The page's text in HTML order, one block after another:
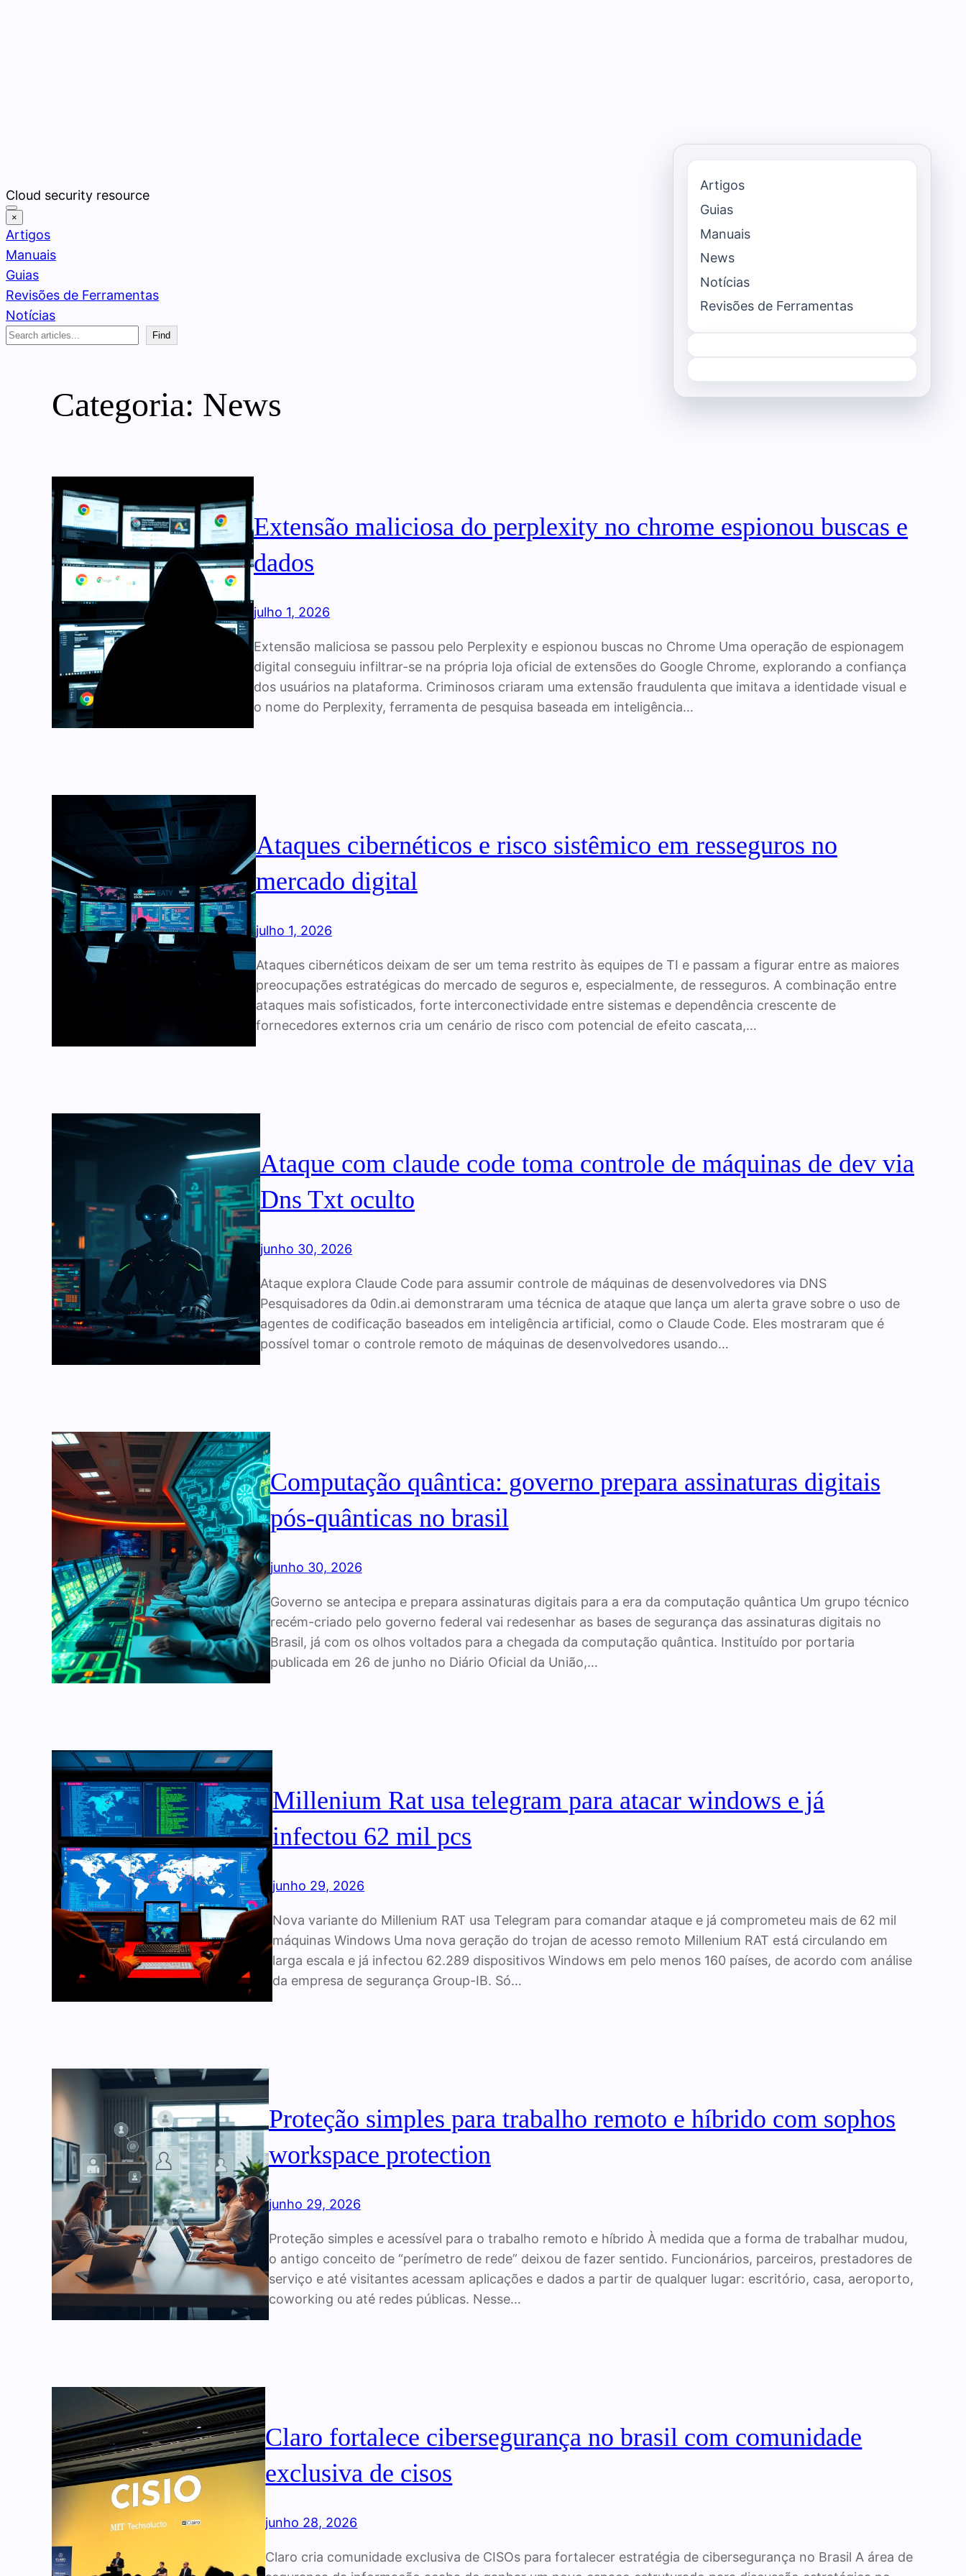
Pular
para
o
conteúdo
Cloud security resource
×
Artigos
Manuais
Guias
Revisões de Ferramentas
Notícias
Search
Find
Categoria: News
Extensão maliciosa do perplexity no chrome espionou buscas e
dados
julho 1, 2026
Extensão maliciosa se passou pelo Perplexity e espionou buscas no Chrome Uma operação de espionagem
digital conseguiu infiltrar-se na própria loja oficial de extensões do Google Chrome, explorando a confiança
dos usuários na plataforma. Criminosos criaram uma extensão fraudulenta que imitava a identidade visual e
o nome do Perplexity, ferramenta de pesquisa baseada em inteligência…
Ataques cibernéticos e risco sistêmico em resseguros no
mercado digital
julho 1, 2026
Ataques cibernéticos deixam de ser um tema restrito às equipes de TI e passam a figurar entre as maiores
preocupações estratégicas do mercado de seguros e, especialmente, de resseguros. A combinação entre
ataques mais sofisticados, forte interconectividade entre sistemas e dependência crescente de
fornecedores externos cria um cenário de risco com potencial de efeito cascata,…
Ataque com claude code toma controle de máquinas de dev via
Dns Txt oculto
junho 30, 2026
Ataque explora Claude Code para assumir controle de máquinas de desenvolvedores via DNS
Pesquisadores da 0din.ai demonstraram uma técnica de ataque que lança um alerta grave sobre o uso de
agentes de codificação baseados em inteligência artificial, como o Claude Code. Eles mostraram que é
possível tomar o controle remoto de máquinas de desenvolvedores usando…
Computação quântica: governo prepara assinaturas digitais
pós-quânticas no brasil
junho 30, 2026
Governo se antecipa e prepara assinaturas digitais para a era da computação quântica Um grupo técnico
recém-criado pelo governo federal vai redesenhar as bases de segurança das assinaturas digitais no
Brasil, já com os olhos voltados para a chegada da computação quântica. Instituído por portaria
publicada em 26 de junho no Diário Oficial da União,…
Millenium Rat usa telegram para atacar windows e já
infectou 62 mil pcs
junho 29, 2026
Nova variante do Millenium RAT usa Telegram para comandar ataque e já comprometeu mais de 62 mil
máquinas Windows Uma nova geração do trojan de acesso remoto Millenium RAT está circulando em
larga escala e já infectou 62.289 dispositivos Windows em pelo menos 160 países, de acordo com análise
da empresa de segurança Group-IB. Só…
Proteção simples para trabalho remoto e híbrido com sophos
workspace protection
junho 29, 2026
Proteção simples e acessível para o trabalho remoto e híbrido À medida que a forma de trabalhar mudou,
o antigo conceito de “perímetro de rede” deixou de fazer sentido. Funcionários, parceiros, prestadores de
serviço e até visitantes acessam aplicações e dados a partir de qualquer lugar: escritório, casa, aeroporto,
coworking ou até redes públicas. Nesse…
Claro fortalece cibersegurança no brasil com comunidade
exclusiva de cisos
junho 28, 2026
Claro cria comunidade exclusiva de CISOs para fortalecer estratégia de cibersegurança no Brasil A área de
Artigos
Guias
Manuais
News
Notícias
Revisões de Ferramentas